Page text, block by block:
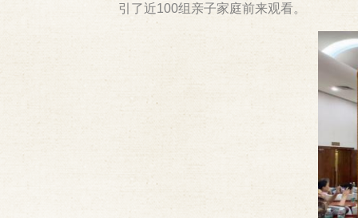
引了近100组亲子家庭前来观看。